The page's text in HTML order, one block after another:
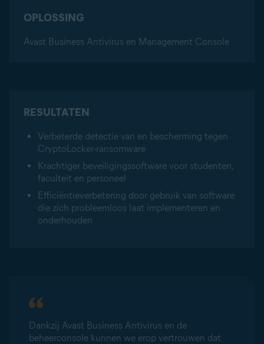
OPLOSSING
Avast Business Antivirus en Management Console
RESULTATEN
Verbeterde detectie van en bescherming tegen
CryptoLocker-ransomware
Krachtiger beveiligingssoftware voor studenten,
faculteit en personeel
Efficiëntieverbetering door gebruik van software
die zich probleemloos laat implementeren en
onderhouden
Dankzij Avast Business Antivirus en de
beheerconsole kunnen we erop vertrouwen dat